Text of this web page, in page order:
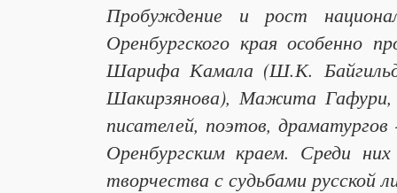
Пробуждение и рост
Оренбургского края особенно
Шарифа Камала (Ш.К.
Шакирзянова), Мажита
писателей, поэтов,
Оренбургским краем. Среди
творчества с судьбами русской